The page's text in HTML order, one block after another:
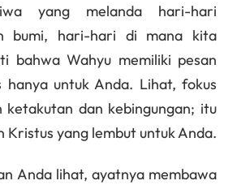
yang melanda hari-hari
bumi, hari-hari di mana kita
bahwa Wahyu memiliki pesan
hanya untuk Anda. Lihat, fokus
ketakutan dan kebingungan; itu
Kristus yang lembut untuk Anda.
Anda lihat, ayatnya membawa